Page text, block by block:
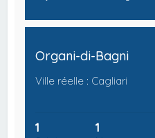
Organi-di-Bagni
Ville réelle : Cagliari
1 1